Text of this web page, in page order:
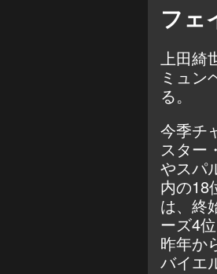
フェ
上田綺
ミュン
る。
今季チ
スター
やスパ
内の18
は、終
ーズ4
昨年か
バイエ